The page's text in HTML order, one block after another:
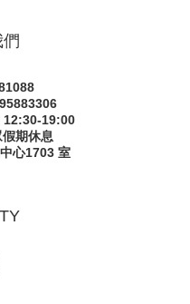
12:30-19:00
期休息
心1703 室